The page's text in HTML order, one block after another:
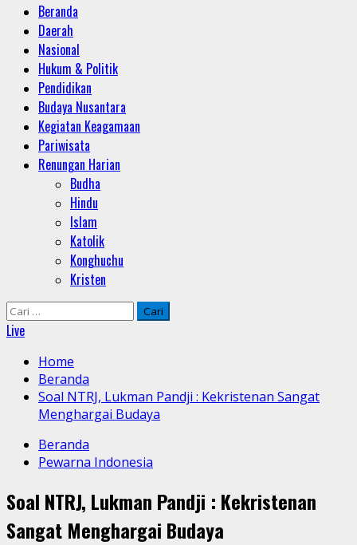
Primary
Menu
Beranda
Daerah
Nasional
Hukum & Politik
Pendidikan
Budaya Nusantara
Kegiatan Keagamaan
Pariwisata
Renungan Harian
Budha
Hindu
Islam
Katolik
Konghuchu
Kristen
Cari
untuk:
Live
Home
Beranda
Soal NTRJ, Lukman Pandji : Kekristenan Sangat
Menghargai Budaya
Beranda
Pewarna Indonesia
Soal NTRJ, Lukman Pandji : Kekristenan
Sangat Menghargai Budaya